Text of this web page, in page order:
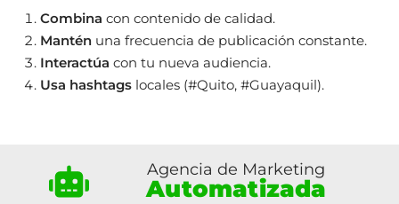
Combina con contenido de calidad.
Mantén una frecuencia de publicación constante.
Interactúa con tu nueva audiencia.
Usa hashtags locales (#Quito, #Guayaquil).
Agencia de Marketing
Automatizada